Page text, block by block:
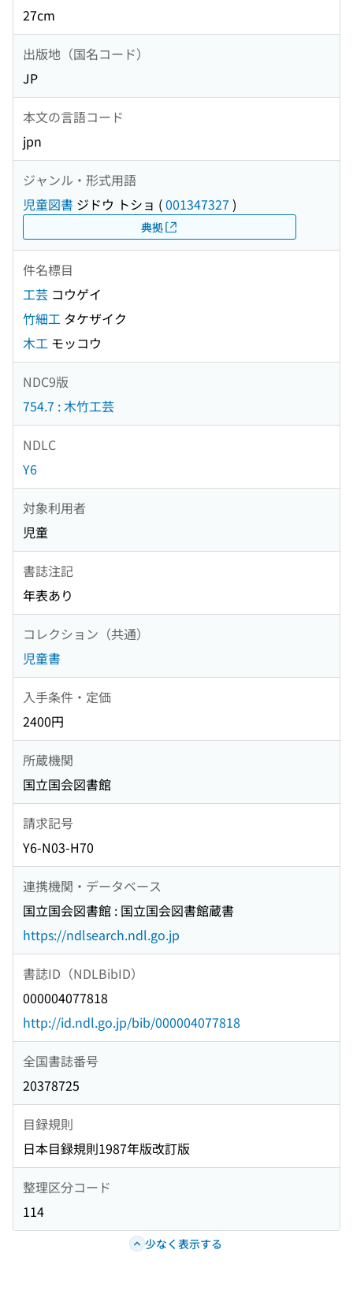
27cm
出版地（国名コード）
JP
本文の言語コード
jpn
ジャンル・形式用語
児童図書 ジドウ トショ (001347327 )
典拠
件名標目
工芸 コウゲイ
竹細工 タケザイク
木工 モッコウ
NDC9版
754.7 : 木竹工芸
NDLC
Y6
対象利用者
児童
書誌注記
年表あり
コレクション（共通）
児童書
入手条件・定価
2400円
所蔵機関
国立国会図書館
請求記号
Y6-N03-H70
連携機関・データベース
国立国会図書館 : 国立国会図書館蔵書
https://ndlsearch.ndl.go.jp
書誌ID（NDLBibID）
000004077818
http://id.ndl.go.jp/bib/000004077818
全国書誌番号
20378725
目録規則
日本目録規則1987年版改訂版
整理区分コード
114
少なく表示する